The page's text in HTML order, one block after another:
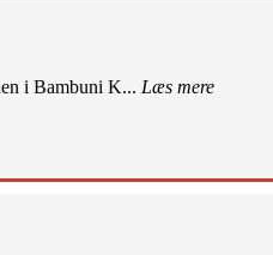
i Bambuni K... Læs mere